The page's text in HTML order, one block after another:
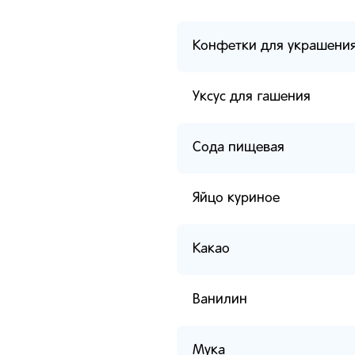
Конфетки для
Уксус для гашения
Сода пищевая
Яйцо куриное
Какао
Ванилин
Мука